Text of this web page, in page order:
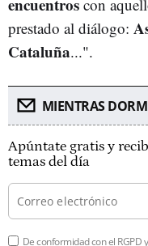
encuentros con
prestado al diálogo:
Cataluña...".
MIENTRAS
Apúntate gratis y
temas del día
De conformidad con el RGPD